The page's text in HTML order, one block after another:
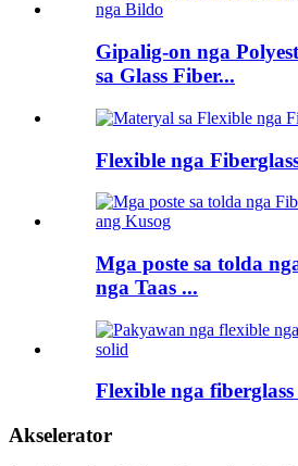
Gipalig-on nga
sa Glass Fiber...
Flexible nga
Mga poste sa tolda
nga Taas ...
Flexible nga
Akselerator